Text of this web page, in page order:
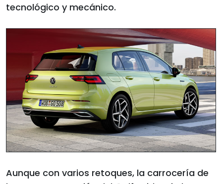
tecnológico y mecánico.
Aunque con varios retoques, la carrocería de